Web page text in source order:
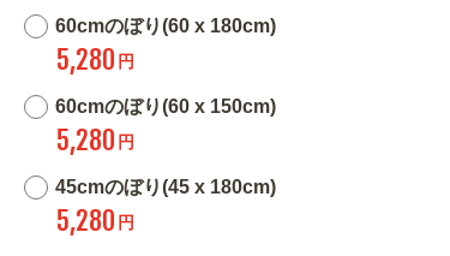
60cmのぼり(60 x 180cm)
5,280 円
60cmのぼり(60 x 150cm)
5,280 円
45cmのぼり(45 x 180cm)
5,280 円